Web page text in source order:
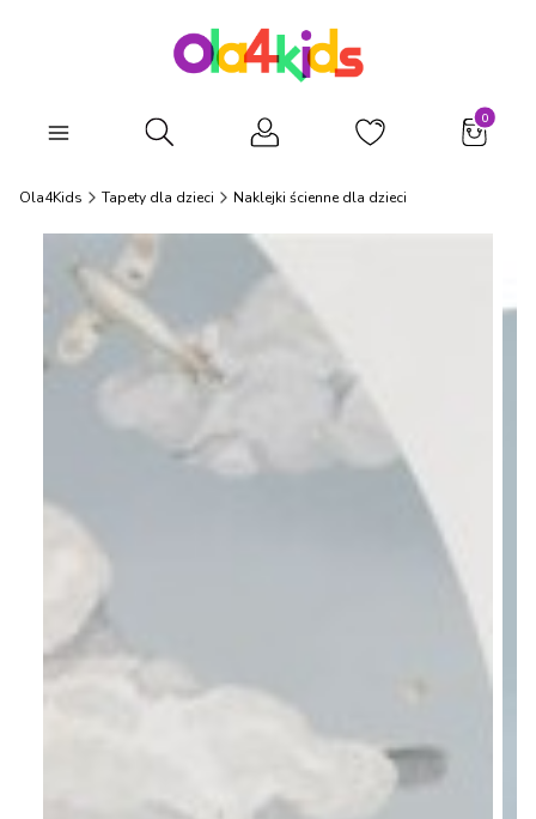
Otwórz wyszukiwarkę
Ola4Kids Tapety dla dzieci Naklejki ścienne dla dzieci